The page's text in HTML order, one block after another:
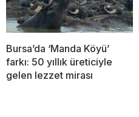
Bursa’da ‘Manda Köyü’
farkı: 50 yıllık üreticiyle
gelen lezzet mirası